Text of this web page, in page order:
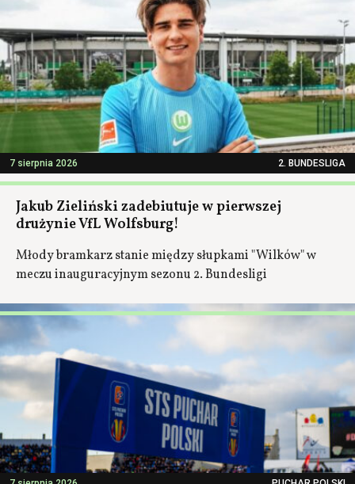
7 sierpnia 2026 2. BUNDESLIGA
Jakub Zieliński zadebiutuje w pierwszej
drużynie VfL Wolfsburg!
Młody bramkarz stanie między słupkami "Wilków" w
meczu inauguracyjnym sezonu 2. Bundesligi